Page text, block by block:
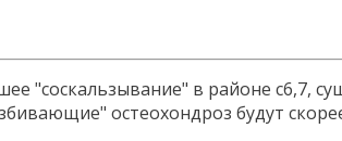
"соскальзывание" в районе
остеохондроз будут